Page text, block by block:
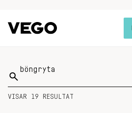
Sök
på:
VISAR 19 RESULTAT